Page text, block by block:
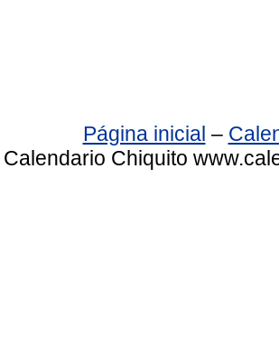
Página inicial –
Calendario Chiquito